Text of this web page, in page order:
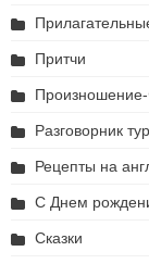
Притчи
Разговорник
Рецепты на
С Днем
Сказки